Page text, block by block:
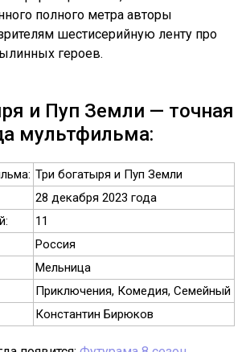
полного метра авторы
шестисерийную ленту про
героев.
и Пуп Земли — точная
мультфильма:
Три богатыря и Пуп Земли
28 декабря 2023 года
11
Россия
Мельница
Приключения, Комедия, Семейный
Константин Бирюков